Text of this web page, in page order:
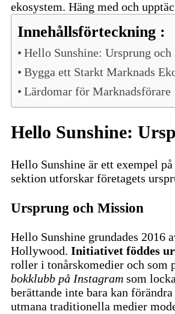
ekosystem. Häng med och
Innehållsförteckning :
Hello Sunshine: Ursprung och
Bygga ett Starkt Marknads
Lärdomar för Marknadsförare
Hello Sunshine:
Hello Sunshine är ett exempel
sektion utforskar företagets
Ursprung och Mission
Hello Sunshine grundades
Hollywood. Initiativet föddes
roller i tonårskomedier och som
bokklubb på Instagram som
berättande inte bara kan
utmana traditionella medier